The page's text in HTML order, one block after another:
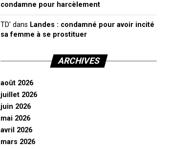
condamne pour harcèlement
TD' dans Landes : condamné pour avoir incité
sa femme à se prostituer
ARCHIVES
août 2026
juillet 2026
juin 2026
mai 2026
avril 2026
mars 2026